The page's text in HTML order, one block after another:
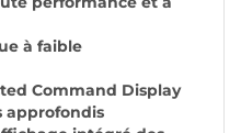
à faible
Command Display
approfondis